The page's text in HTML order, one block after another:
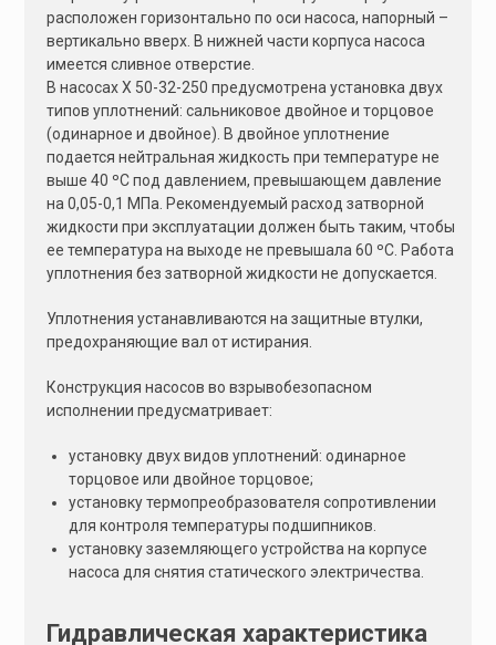
расположен горизонтально по оси насоса, напорный –
вертикально вверх. В нижней части корпуса насоса
имеется сливное отверстие.
В насосах Х 50-32-250 предусмотрена установка двух
типов уплотнений: сальниковое двойное и торцовое
(одинарное и двойное). В двойное уплотнение
подается нейтральная жидкость при температуре не
выше 40 ºС под давлением, превышающем давление
на 0,05-0,1 МПа. Рекомендуемый расход затворной
жидкости при эксплуатации должен быть таким, чтобы
ее температура на выходе не превышала 60 ºС. Работа
уплотнения без затворной жидкости не допускается.
Уплотнения устанавливаются на защитные втулки,
предохраняющие вал от истирания.
Конструкция насосов во взрывобезопасном
исполнении предусматривает:
установку двух видов уплотнений: одинарное
торцовое или двойное торцовое;
установку термопреобразователя сопротивлении
для контроля температуры подшипников.
установку заземляющего устройства на корпусе
насоса для снятия статического электричества.
Гидравлическая характеристика